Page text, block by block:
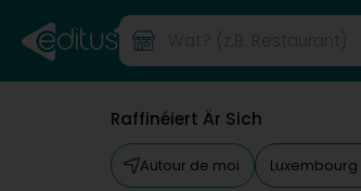
Raffinéiert Är Sich
Autour de moi Luxembourg